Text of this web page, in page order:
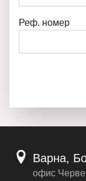
Реф. номер
Варна,
офис